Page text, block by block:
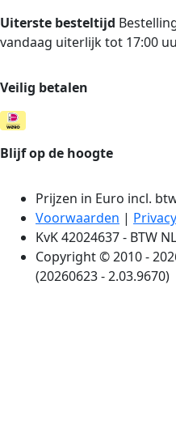
Uiterste besteltijd
vandaag uiterlijk tot 17:00
Veilig betalen
Blijf op de hoogte
Prijzen in Euro incl.
Voorwaarden | Privacy
KvK 42024637 - BTW
Copyright © 2010 -
(20260623 - 2.03.9670)